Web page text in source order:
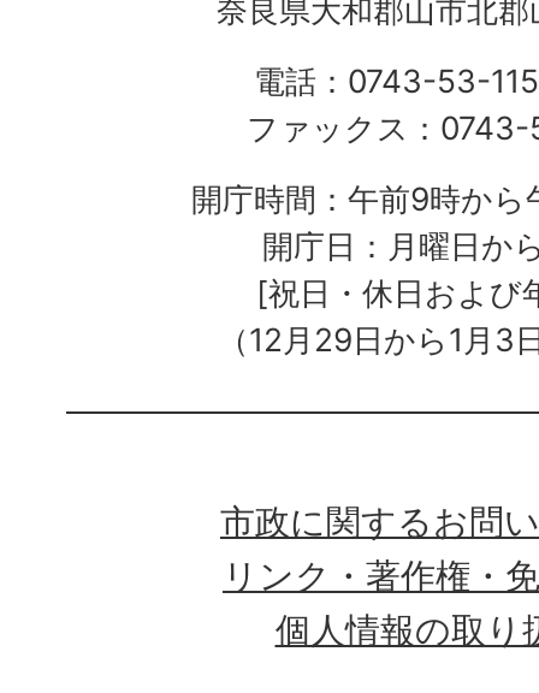
奈良県大和郡山市北
電話：0743-53-
ファックス：
開庁時間：午前9時か
開庁日：月曜日か
[祝日・休日および
（12月29日から1月3
市政に関するお問
リンク・著作権・
個人情報の取り